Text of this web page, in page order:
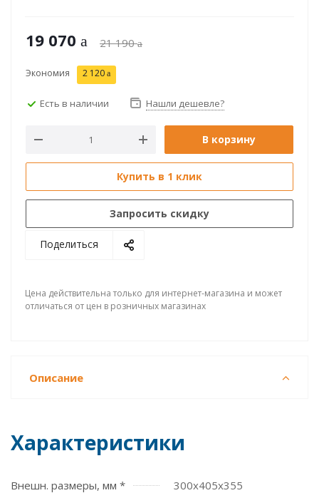
19 070 21 190
Экономия 2 120
Есть в наличии Нашли дешевле?
В корзину
Купить в 1 клик
Запросить скидку
Поделиться
Цена действительна только для интернет-магазина и может
отличаться от цен в розничных магазинах
Описание
Характеристики
Внешн. размеры, мм *
300x405x355